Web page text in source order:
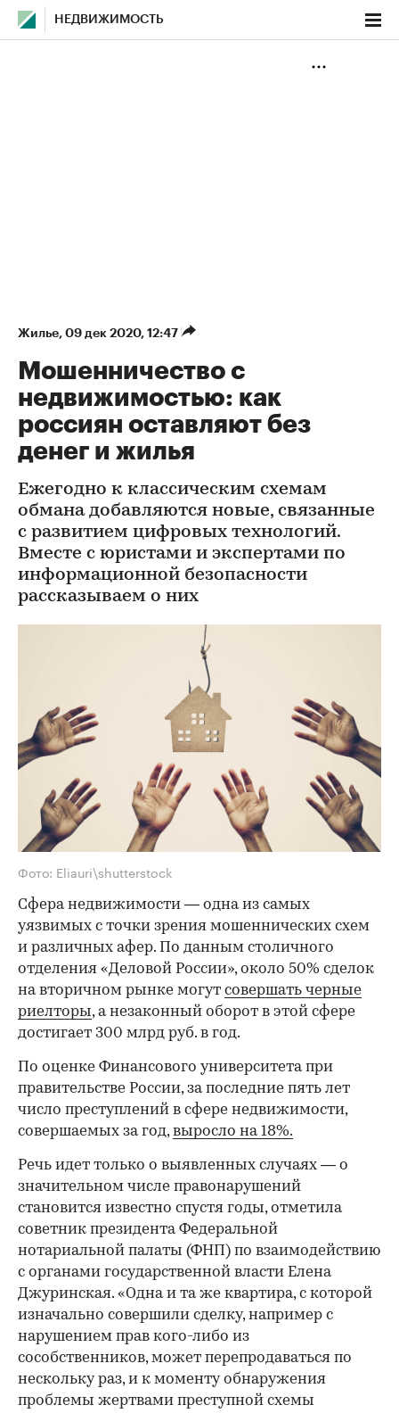
НЕДВИЖИМОСТЬ
Жилье⁠, 09 дек 2020, 12:47
Мошенничество с
недвижимостью: как
россиян оставляют без
денег и жилья
Ежегодно к классическим схемам
обмана добавляются новые, связанные
с развитием цифровых технологий.
Вместе с юристами и экспертами по
информационной безопасности
рассказываем о них
Фото: Eliauri\shutterstock
Сфера недвижимости — одна из самых
уязвимых с точки зрения мошеннических схем
и различных афер. По данным столичного
отделения «Деловой России», около 50% сделок
на вторичном рынке могут совершать черные
риелторы, а незаконный оборот в этой сфере
достигает 300 млрд руб. в год.
По оценке Финансового университета при
правительстве России, за последние пять лет
число преступлений в сфере недвижимости,
совершаемых за год,выросло на 18%.
Речь идет только о выявленных случаях — о
значительном числе правонарушений
становится известно спустя годы, отметила
советник президента Федеральной
нотариальной палаты (ФНП) по взаимодействию
с органами государственной власти Елена
Джуринская. «Одна и та же квартира, с которой
изначально совершили сделку, например с
нарушением прав кого-либо из
сособственников, может перепродаваться по
нескольку раз, и к моменту обнаружения
проблемы жертвами преступной схемы